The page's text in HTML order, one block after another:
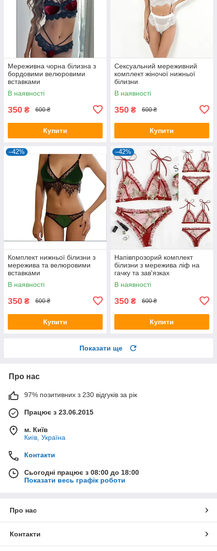
Мереживна чорна білизна з
бордовими велюровими
вставками
В наявності
350 ₴ 600 ₴
Купити
Сексуальний мереживний
комплект жіночої нижньої
білизни
В наявності
350 ₴ 600 ₴
Купити
–42%
Комплект нижньої білизни з
мережива та велюровими
вставками
В наявності
350 ₴ 600 ₴
Купити
–42%
Напівпрозорий комплект
білизни з мережива ліф на
гачку та зав'язках
В наявності
350 ₴ 600 ₴
Купити
Показати ще
Про нас
97% позитивних з 230 відгуків за рік
Працює з 23.06.2015
м. Київ
Київ, Україна
Контакти
Сьогодні працює з 08:00 до 18:00
Показати весь графік роботи
Про нас
Контакти